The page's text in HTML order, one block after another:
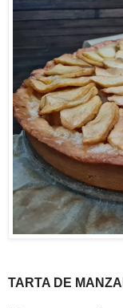
TARTA DE